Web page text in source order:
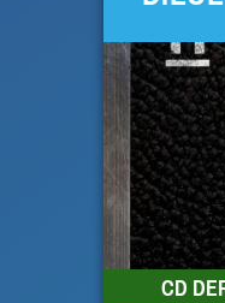
CD